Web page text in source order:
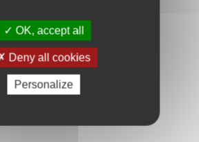
OK, accept all
Deny all cookies
Personalize